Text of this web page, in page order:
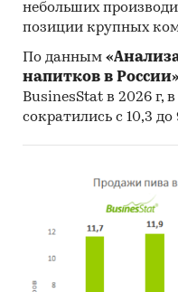
небольших
позиции крупных
По данным
напитков в
BusinesStat в 2026 г,
сократились с 10,3 до